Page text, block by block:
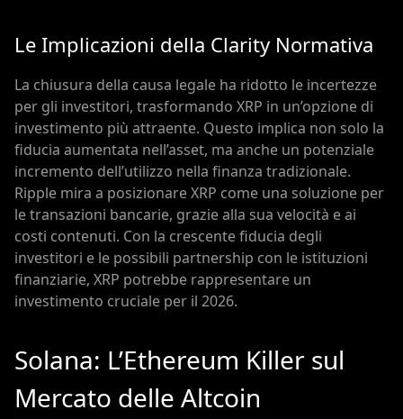
Le Implicazioni della Clarity Normativa
La chiusura della causa legale ha ridotto le incertezze
per gli investitori, trasformando XRP in un’opzione di
investimento più attraente. Questo implica non solo la
fiducia aumentata nell’asset, ma anche un potenziale
incremento dell’utilizzo nella finanza tradizionale.
Ripple mira a posizionare XRP come una soluzione per
le transazioni bancarie, grazie alla sua velocità e ai
costi contenuti. Con la crescente fiducia degli
investitori e le possibili partnership con le istituzioni
finanziarie, XRP potrebbe rappresentare un
investimento cruciale per il 2026.
Solana: L’Ethereum Killer sul
Mercato delle Altcoin